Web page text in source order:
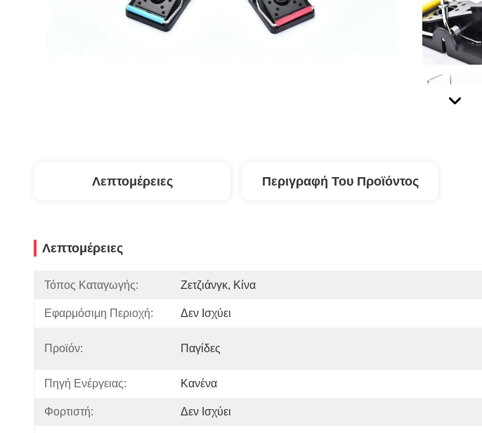
Λεπτομέρειες Περιγραφή Του Προϊόντος
Λεπτομέρειες
Τόπος Καταγωγής: Ζετζιάνγκ, Κίνα
Εφαρμόσιμη Περιοχή: Δεν Ισχύει
Προϊόν: Παγίδες
Πηγή Ενέργειας: Κανένα
Φορτιστή: Δεν Ισχύει